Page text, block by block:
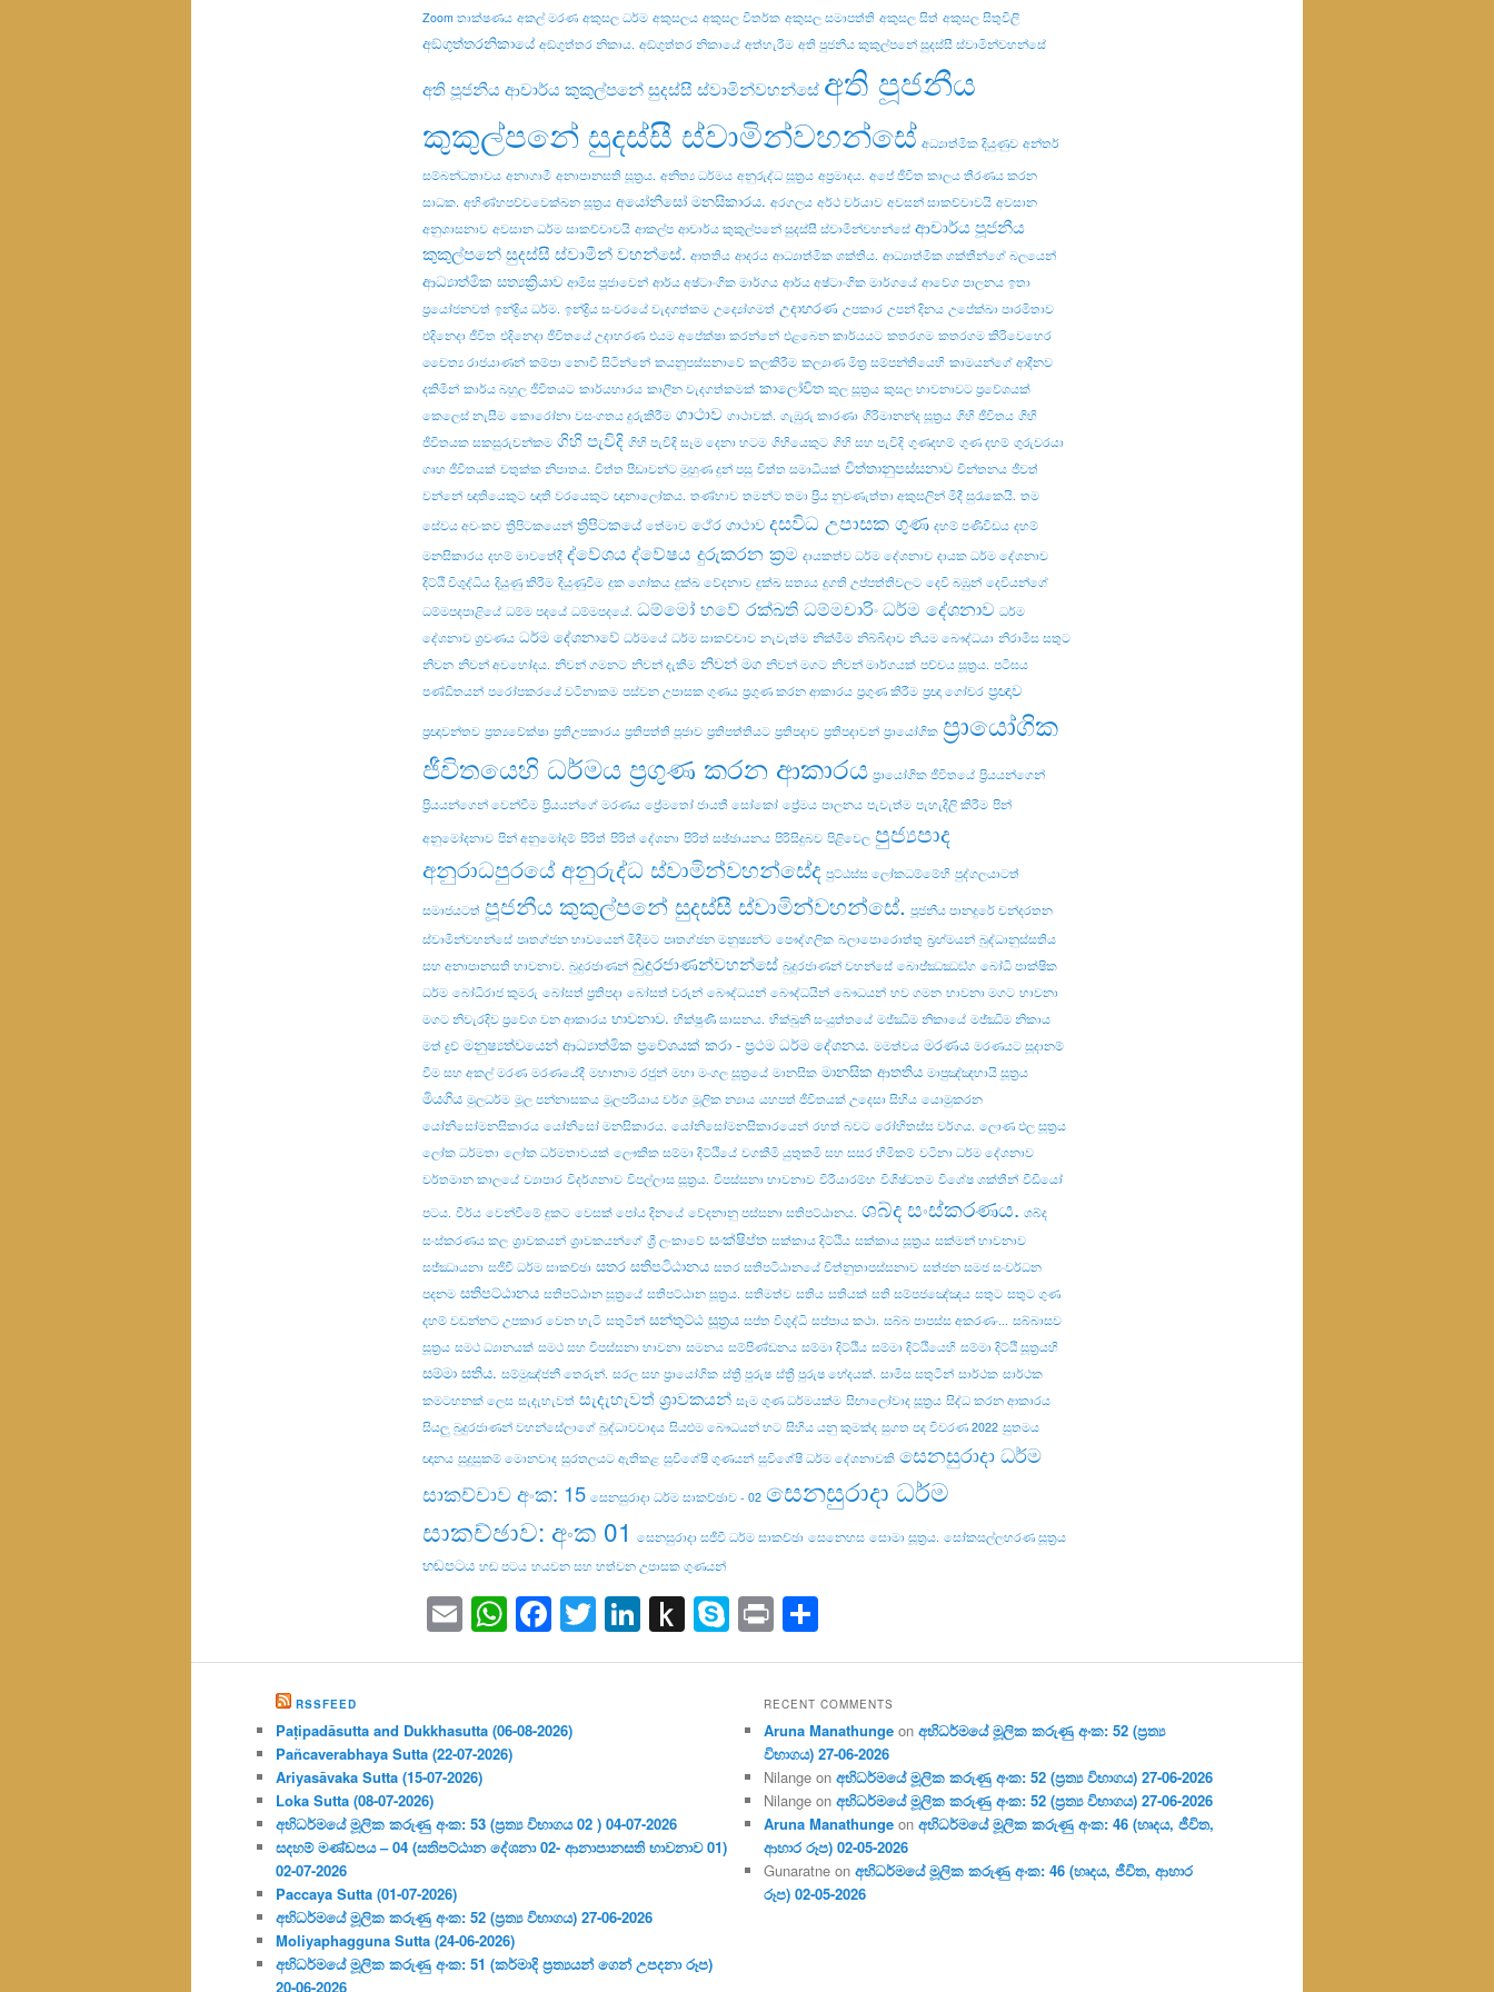
Zoom තාක්ෂණය අකල් මරණ අකුසල ධර්ම අකුසලය අකුසල විතර්ක අකුසල සමාපත්ති අකුසල සිත් අකුසල සිතුවිලි
අඞ්ගුත්තරනිකායේ අඞ්‌ගුත්‌තර නිකාය. අඞ්‌ගුත්‌තර නිකායේ අත්හැරීම අති පුජනීය කුකුල්පනේ සුදස්සී ස්වාමින්වහන්සේ
අති පූජනීය ආචාර්ය කුකුල්පනේ සුදස්සී ස්වාමින්වහන්සේ අති පූජනීය
කුකුල්පනේ සුදස්සී ස්වාමින්වහන්සේ අධ්‍යාත්මික දියුණුව අන්තර්
සම්බන්ධතාවය අනාගාමී අනාපානසති සූත්‍රය. අනිත්‍ය ධර්මය අනුරුද්ධ සූත්‍රය අප්‍රමාදය. අපේ ජීවිත කාලය තීරණය කරන
සාධක. අභිණ්හපච්චවෙක්ඛන සූත්‍රය අයෝනිසෝ මනසිකාරය. අරගලය අර්ථ චර්යාව අවසන් සාකච්චාවයි අවසාන
අනුශාසනාව අවසාන ධර්ම සාකච්චාවයි ආකල්ප ආචාර්ය කුකුල්පනේ සුදස්සී ස්වාමින්වහන්සේ ආචාර්ය පූජනීය
කුකුල්පනේ සුදස්සී ස්වාමීන් වහන්සේ. ආතතිය ආදරය ආධ්‍යාත්මික ශක්තිය. ආධ්‍යාත්මික ශක්තීන්ගේ බලයෙන්
ආධ්‍යාත්මික සත්‍යක්‍රියාව ආමිස පූජාවෙන් ආර්ය අෂ්ටාංගික මාර්ගය ආර්ය අෂ්ටාංගික මාර්ගයේ ආවේග පාලනය ඉතා
ප්‍රයෝජනවත් ඉන්ද්‍රිය ධර්ම. ඉන්ද්‍රිය සංවරයේ වැදගත්කම උද්‍යෝගමත් උදාහරණ උපකාර උපන් දිනය උපේක්ඛා පාරමිතාව
එදිනෙදා ජීවිත එදිනෙදා ජීවිතයේ උදාහරණ එයම අපේක්ෂා කරන්නේ එළබෙන කාර්යයට කතරගම කතරගම කිරිවෙහෙර
චෛත්‍ය රාජයාණන් කම්පා නොවී සිටින්නේ කයනුපස්සනාවේ කලකිරීම කල්‍යාණ මිත්‍ර සම්පන්තියෙහි කාමයන්ගේ ආදීනව
දකිමින් කාර්ය බහුල ජීවිතයට කාර්යභාරය කාලීන වැදගත්කමක් කාලෝචිත කුල සූත්‍රය කුසල භාවනාවට ප්‍රවේශයක්
කෙලෙස් නැසීම කොරෝනා වසංගතය දුරුකිරීම ගාථාව ගාථාවක්. ගැඹුරු කාරණා ගිරිමානන්ද සූත්‍රය ගිහි ජීවිතය ගිහි
ජීවිතයක සකසුරුවන්කම ගිහි පැවිදි ගිහි පැවිදි සෑම දෙනා හටම ගිහියෙකුට ගිහි සහ පැවිදි ගුණදහම් ගුණ දහම් ගුරුවරයා
ගෘහ ජීවිතයක් චතුක්ක නිපාතය. චිත්ත පීඩාවන්ට මුහුණ දුන් පසු චිත්ත සමාධියක් චිත්තානුපස්සනාව චින්තනය ජීවත්
වන්නේ ඥාතියෙකුට ඥාති වරයෙකුට ඥානාලෝකය. තණ්හාව තමන්ට තමා ප්‍රිය නුවණැත්තා අකුසලින් මිදී සුරැකෙයි. තම
සේවය අවංකව ත්‍රිපිටකයෙන් ත්‍රිපිටකයේ තේමාව ථේර ගාථාව දසවිධ උපාසක ගුණ දහම් පණිවිඩය දහම්
මනසිකාරය දහම් මාවතේදී ද්වේශය ද්වේෂය දුරුකරන ක්‍රම දායකත්ව ධර්ම දේශනාව දායක ධර්ම දේශනාව
දිට්ඨි විශුද්ධිය දියුණු කිරීම දියුණුවීම දුක ශෝකය දුක්ඛ වේදනාව දුක්ඛ සත්‍යය දුගති උප්පත්තිවලට දෙවි බඹුන් දෙවියන්ගේ
ධම්මපදපාළියේ ධම්ම පදයේ ධම්මපදයේ. ධම්මෝ හවේ රක්ඛති ධම්මචාරිංධර්ම දේශනාව ධර්ම
දේශනාව ශ්‍රවණය ධර්ම දේශනාවේ ධර්මයේ ධර්ම සාකච්චාව නැවැත්ම නික්මීම නිබ්බිදාව නියම බෞද්ධයා නිරාමිස සතුට
නිවන නිවන් අවභෝදය. නිවන් ගමනට නිවන් දැකීම නිවන් මග නිවන් මගට නිවන් මාර්ගයක් පච්‌චය සූත්‍රය. පටිඝය
පණ්ඩිතයන් පරෝපකරයේ වටිනාකම පස්වන උපාසක ගුණය ප්‍රගුණ කරන ආකාරය ප්‍රගුණ කිරීම ප්‍රඥා ගෝචර ප්‍රඥාව
ප්‍රඥාවන්තව ප්‍රත්‍යවේක්ෂා ප්‍රතිඋපකාරය ප්‍රතිපත්ති පූජාව ප්‍රතිපත්තියට ප්‍රතිපදාව ප්‍රතිපදාවන් ප්‍රායෝගික ප්‍රායෝගික
ජීවිතයෙහි ධර්මය ප්‍රගුණ කරන ආකාරය ප්‍රායෝගික ජීවිතයේ ප්‍රියයන්ගෙන්
ප්‍රියයන්ගෙන් වෙන්වීම ප්‍රියයන්ගේ මරණය ප්‍රේමතෝ ජායතී සෝකෝ ප්‍රේමය පාලනය පැවැත්ම පැහැදිලි කිරීම පින්
අනුමෝදනාව පින් අනුමෝදම් පිරිත් පිරිත් දේශනා පිරිත් සඡ්ඡායනය පිරිසිදුබව පිළිවෙල පුජ්‍යපාද
අනුරාධපුරයේ අනුරුද්ධ ස්වාමින්වහන්සේද පුට්ඨස්ස ලෝකධම්මේහි පුද්ගලයාටත්
සමාජයටත් පූජනීය කුකුල්පනේ සුදස්සී ස්වාමින්වහන්සේ. පූජනීය පානදුරේ චන්දරතන
ස්වාමින්වහන්සේ පෘතග්ජන භාවයෙන් මිදීමට පෘතග්ජන මනුෂ්‍යන්ට පෞද්ගලික බලාපොරොත්තු බ්‍රහ්මයන් බුද්ධානුස්සතිය
සහ අනාපානසති භාවනාව. බුදුරජාණන් බුදුරජාණන්වහන්සේ බුදුරජාණන් වහන්සේ බොජ‍්ඣඣඞ‍්ග බෝධි පාක්ෂික
ධර්ම බෝධිරාජ කුමරු බෝසත් ප්‍රතිපදා බෝසත් වරුන් බෞද්ධයන් බෞද්ධයින් බෞධයන් භව ගමන භාවනා මගට භාවනා
මගට නිවැරදිව ප්‍රවේශ වන ආකාරය භාවනාව. භික්ෂුණී සාසනය. භික්‌ඛුනී සංයුත්‌තයේ මජ්ඣිම නිකායේ මජ්‌ඣිම නිකාය
මත් ද්‍රව්‍ මනුෂ්‍යත්වයෙන් ආධ්‍යාත්මික ප්‍රවේශයක් කරා - ප්‍රථම ධර්ම දේශනය. මමත්වය මරණය මරණයට සූදානම්
වීම සහ අකල් මරණ මරණයේදී මහානාම රජුන් මහා මංගල සූත්‍රයේ මානසික මානසික ආතතිය මාපුඤ්ඤභායි සූත්‍රය
මියගිය මුලධර්ම මූල පන්නාසකය මූලපරියාය වර්ග මූලික න්‍යාය යහපත් ජීවිතයක් උදෙසා සිහිය යොමුකරන
යෝනිසෝමනසිකාරය යෝනිසෝ මනසිකාරය. යෝනිසෝමනසිකාරයෙන් රහත් බවට රෝහිතස්‌ස වර්ගය. ලොණ ඵල සූත්‍රය
ලෝක ධර්මතා ලෝක ධර්මතාවයක් ලෞකික සම්මා දිට්ඨියේ වගකීමි යුතුකමි සහ සසර හිමිකම් වටිනා ධර්ම දේශනාව
වර්තමාන කාලයේ ව්‍යාපාර විදර්ශනාව විපල්‌ලාස සූත්‍රය. විපස්සනා භාවනාව විරීයාරම්භ විශිෂ්ටතම විශේෂ ශක්තීන් වීඩියෝ
පටය. වීර්ය වෙන්වීමේ දුකට වෙසක් පෝය දිනයේ වේදනානු පස්සනා සතිපට්ඨානය. ශබ්ද සංස්කරණය. ශබ්ද
සංස්කරණය කල ශ්‍රාවකයන් ශ්‍රාවකයන්ගේ ශ්‍රී ලංකාවේ සංක්ෂිප්ත සක්කාය දිට්ඨිය සක්කාය සූත්‍රය සක්මන් භාවනාව
සජ්ඣායනා සජීවී ධර්ම සාකච්ඡා සතර සතිපටිඨානය සතර සතිපටිඨානයේ චිත්නුතාපස්සනාව සත්ජන සමජ සංවර්ධන
පදනම සතිපට්ඨානය සතිපට්ඨාන සූත්‍රයේ සතිපට්‌ඨාන සූත්‍රය. සතිමත්ව සතිය සතියක් සති සම්පජඤේඤය සතුට සතුට ගුණ
දහම් වඩන්නට උපකාර වෙන හැටි සතුටින් සන්තුට්ඨ සූත්‍රය සප්ත විශුද්ධි සප්පාය කථා. සබ්බ පාපස්ස අකරණං... සබ්බාසව
සූත්‍රය සමථ ධ්‍යානයක් සමථ සහ විපස්සනා භාවනා සමනය සම්පිණ්ඩනය සම්මා දිට්ඨිය සම්මා දිට්ඨියෙහි සම්මා දිට්ඨි සූත්‍රයහි
සම්මා සතිය. සම්මුඤ්ජනී තෙරුන්. සරල සහ ප්‍රායෝගික ස්ත්‍රී පුරුෂ ස්ත්‍රී පුරුෂ භේදයක්. සාමිස සතුටින් සාර්ථක සාර්ථක
කමටහනක් ලෙස සැදැහැවත් සැදැහැවත් ශ්‍රාවකයන් සෑම ගුණ ධර්මයක්ම සිඟාලෝවාද සූත්‍රය සිද්ධ කරන ආකාරය
සියලු බුදුරජාණන් වහන්සේලාගේ බුද්ධාවවාදය සියළුම බෞධයන් හට සිහිය යනු කුමක්ද සුගත පද විවරණ 2022 සුතමය
ඥානය සුදුසුකම් මොනවාද සුරතලයට ඇතිකළ සුවිශේෂී ගුණයන් සුවිශේෂී ධර්ම දේශනාවකි සෙනසුරාදා ධර්ම
සාකච්චාව අංක: 15 සෙනසුරාදා ධර්ම සාකච්ඡාව - 02 සෙනසුරාදා ධර්ම
සාකච්ඡාව: අංක 01 සෙනසුරාදා සජීවී ධර්ම සාකච්ඡා සෙනෙහස සොමා සූත්‍රය. සෝකසල්ලහරණ සූත්‍රය
හඬපටය හඬ පටය හයවන සහ හත්වන උපාසක ගුණයන්
EmailWhatsApp
Facebook
Twitter
LinkedIn
Push
to
Kindle
Skype
PrintShare
RSSFEED
Paṭipadāsutta and Dukkhasutta (06-08-2026)
Pañcaverabhaya Sutta (22-07-2026)
Ariyasāvaka Sutta (15-07-2026)
Loka Sutta (08-07-2026)
අභිධර්මයේ මූලික කරුණු අංක: 53 (ප්‍ර‍ත්‍ය විභාගය 02 ) 04-07-2026
සදහම් මණ්ඩපය – 04 (සතිපට්ඨාන දේශනා 02- ආනාපානසති භාවනාව 01)
02-07-2026
Paccaya Sutta (01-07-2026)
අභිධර්මයේ මූලික කරුණු අංක: 52 (ප්‍ර‍ත්‍ය විභාගය) 27-06-2026
Moliyaphagguna Sutta (24-06-2026)
අභිධර්මයේ මූලික කරුණු අංක: 51 (කර්මාදි ප්‍ර‍ත්‍යයන් ගෙන් උපදනා රූප)
20-06-2026
RECENT COMMENTS
Aruna Manathunge onඅභිධර්මයේ මූලික කරුණු අංක: 52 (ප්‍ර‍ත්‍ය
විභාගය) 27-06-2026
Nilange onඅභිධර්මයේ මූලික කරුණු අංක: 52 (ප්‍ර‍ත්‍ය විභාගය) 27-06-2026
Nilange onඅභිධර්මයේ මූලික කරුණු අංක: 52 (ප්‍ර‍ත්‍ය විභාගය) 27-06-2026
Aruna Manathunge onඅභිධර්මයේ මූලික කරුණු අංක: 46 (හෘදය, ජීවිත,
ආහාර රූප) 02-05-2026
Gunaratne onඅභිධර්මයේ මූලික කරුණු අංක: 46 (හෘදය, ජීවිත, ආහාර
රූප) 02-05-2026